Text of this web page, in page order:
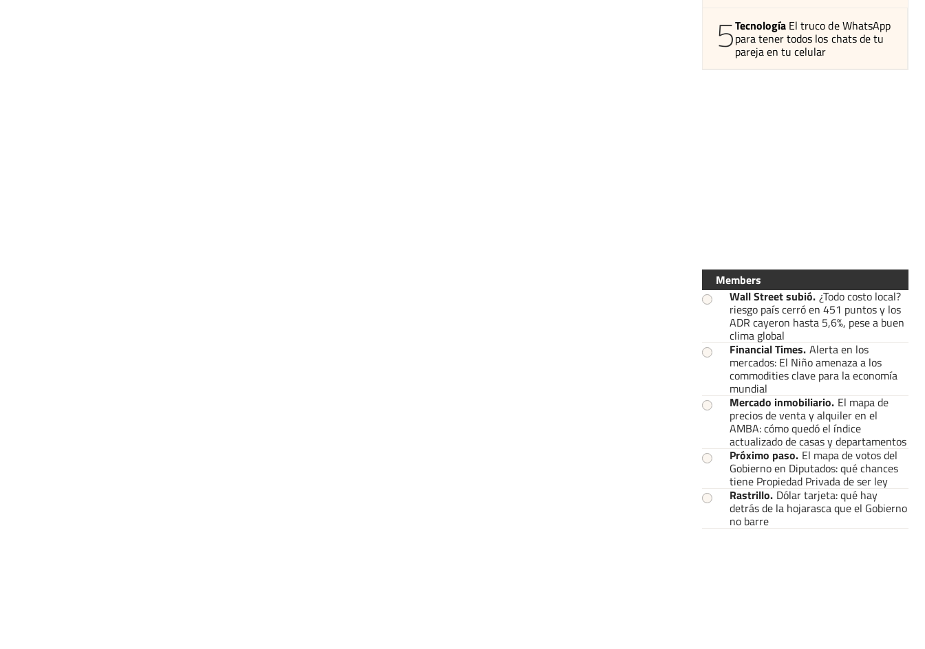
5Tecnología El truco de WhatsApp
para tener todos los chats de tu
pareja en tu celular
Members
Wall Street subió. ¿Todo costo local?
riesgo país cerró en 451 puntos y los
ADR cayeron hasta 5,6%, pese a buen
clima global
Financial Times. Alerta en los
mercados: El Niño amenaza a los
commodities clave para la economía
mundial
Mercado inmobiliario. El mapa de
precios de venta y alquiler en el
AMBA: cómo quedó el índice
actualizado de casas y departamentos
Próximo paso. El mapa de votos del
Gobierno en Diputados: qué chances
tiene Propiedad Privada de ser ley
Rastrillo. Dólar tarjeta: qué hay
detrás de la hojarasca que el Gobierno
no barre